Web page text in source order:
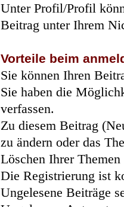
Unter Profil/Profil
Beitrag unter Ihrem
Vorteile beim
Sie können Ihren
Sie haben die
verfassen.
Zu diesem Beitrag
zu ändern oder das
Löschen Ihrer
Die Registrierung ist
Ungelesene Beiträge